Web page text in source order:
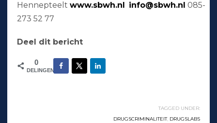
Hennepteelt www.sbwh.nl info@sbwh.nl 085-
273 52 77
Deel dit bericht
0
DELINGEN
TAGGED UNDER:
DRUGSCRIMINALITEIT, DRUGSLABS